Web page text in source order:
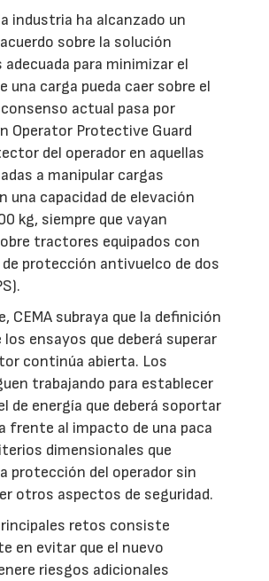
industria ha alcanzado un
sobre la solución
para minimizar el
una carga pueda caer sobre el
consenso actual pasa por
Operator Protective Guard
del operador en aquellas
a manipular cargas
una capacidad de elevación
kg, siempre que vayan
tractores equipados con
protección antivuelco de dos
CEMA subraya que la definición
ensayos que deberá superar
continúa abierta. Los
trabajando para establecer
de energía que deberá soportar
frente al impacto de una paca
dimensionales que
protección del operador sin
otros aspectos de seguridad.
retos consiste
en evitar que el nuevo
riesgos adicionales